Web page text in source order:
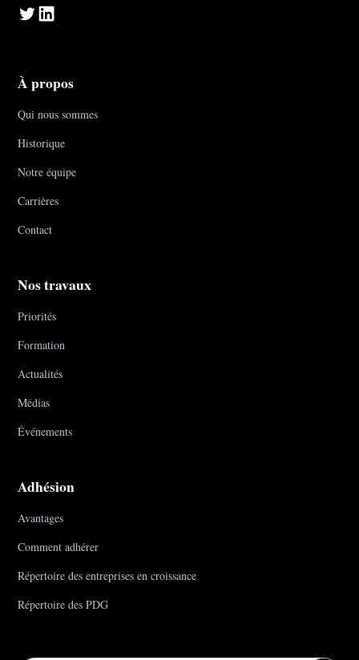
À propos
Qui nous sommes
Historique
Notre équipe
Carrières
Contact
Nos travaux
Priorités
Formation
Actualités
Médias
Événements
Adhésion
Avantages
Comment adhérer
Répertoire des entreprises en croissance
Répertoire des PDG